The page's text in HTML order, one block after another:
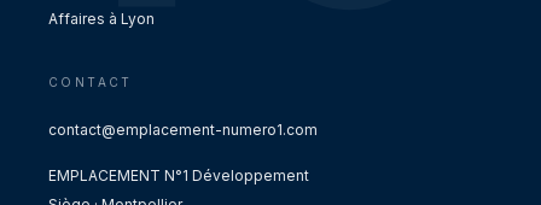
Affaires à Lyon
CONTACT
contact@emplacement-numero1.com
EMPLACEMENT N°1 Développement